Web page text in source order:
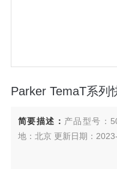
Parker TemaT系列
简要描述： 产品型号：
地：北京 更新日期：